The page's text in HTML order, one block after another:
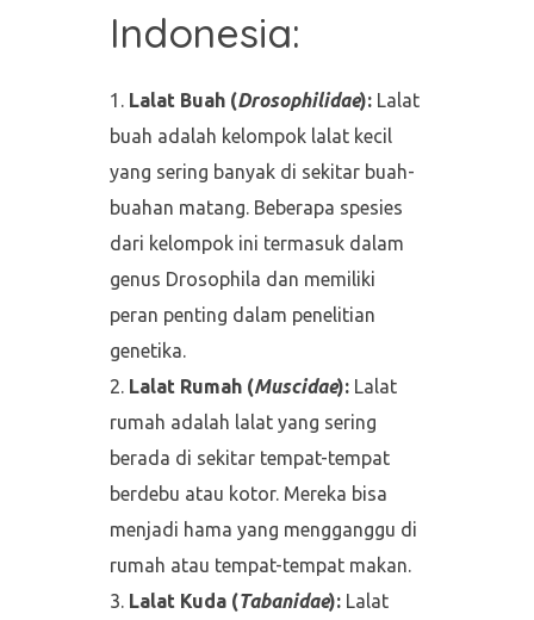
Indonesia:
Lalat Buah (Drosophilidae):Lalat
buah adalah kelompok lalat kecil
yang sering banyak di sekitar buah-
buahan matang. Beberapa spesies
dari kelompok ini termasuk dalam
genus Drosophila dan memiliki
peran penting dalam penelitian
genetika.
Lalat Rumah (Muscidae):Lalat
rumah adalah lalat yang sering
berada di sekitar tempat-tempat
berdebu atau kotor. Mereka bisa
menjadi hama yang mengganggu di
rumah atau tempat-tempat makan.
Lalat Kuda (Tabanidae):Lalat